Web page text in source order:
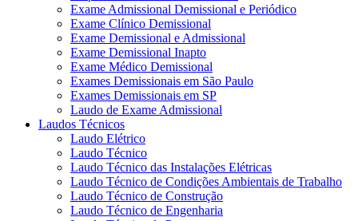
Exame Admissional Demissional e Periódico
Exame Clínico Demissional
Exame Demissional e Admissional
Exame Demissional Inapto
Exame Médico Demissional
Exames Demissionais em São Paulo
Exames Demissionais em SP
Laudo de Exame Admissional
Laudos Técnicos
Laudo Elétrico
Laudo Técnico
Laudo Técnico das Instalações Elétricas
Laudo Técnico de Condições Ambientais de Trabalho
Laudo Técnico de Construção
Laudo Técnico de Engenharia